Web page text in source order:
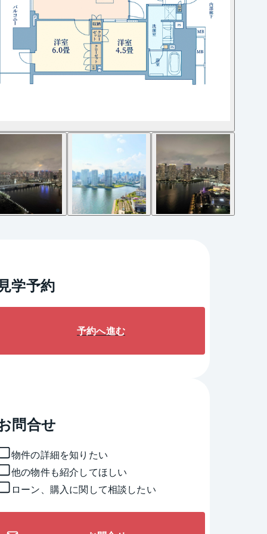
学予約
予約へ進む
問合せ
物件の詳細を知りたい
他の物件も紹介してほしい
ローン、購入に関して相談したい